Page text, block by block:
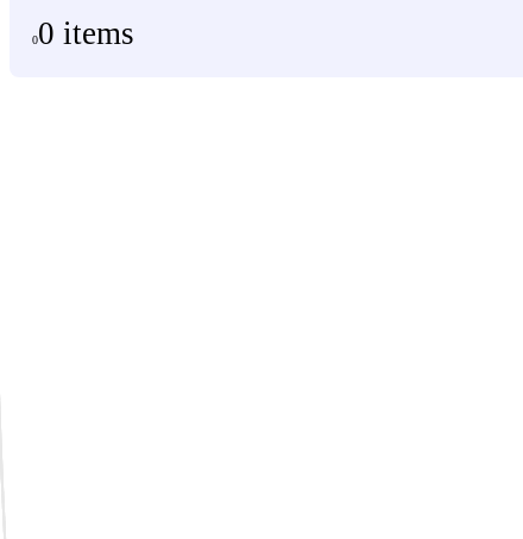
00 items